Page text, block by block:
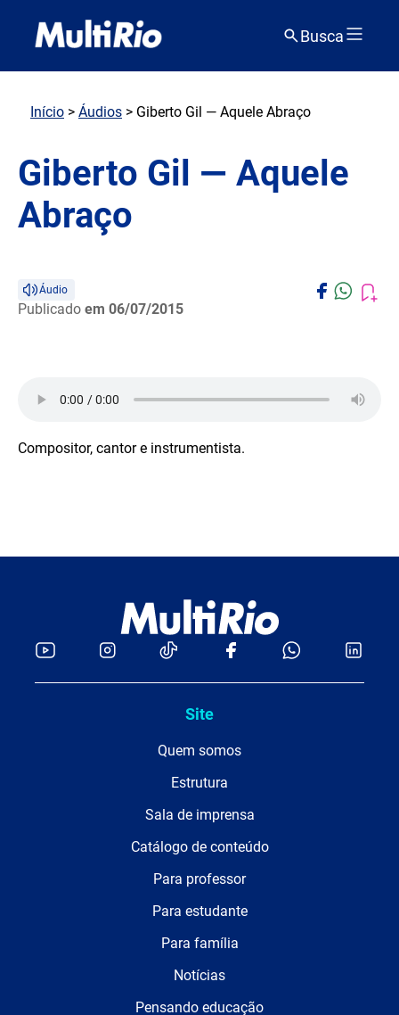
Busca
Início > Áudios > Giberto Gil — Aquele Abraço
Giberto Gil — Aquele
Abraço
Áudio
Publicado em 06/07/2015
Compositor, cantor e instrumentista.
Site
Quem somos
Estrutura
Sala de imprensa
Catálogo de conteúdo
Para professor
Para estudante
Para família
Notícias
Pensando educação